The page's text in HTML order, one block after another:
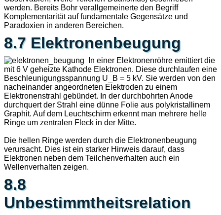
werden. Bereits Bohr verallgemeinerte den Begriff
Komplementarität auf fundamentale Gegensätze und
Paradoxien in anderen Bereichen.
8.7 Elektronenbeugung
In einer Elektronenröhre emittiert die
mit 6 V geheizte Kathode Elektronen. Diese durchlaufen eine
Beschleunigungsspannung U_B = 5 kV. Sie werden von den
nacheinander angeordneten Elektroden zu einem
Elektronenstrahl gebündet. In der durchbohrten Anode
durchquert der Strahl eine dünne Folie aus polykristallinem
Graphit. Auf dem Leuchtschirm erkennt man mehrere helle
Ringe um zentralen Fleck in der Mitte.
Die hellen Ringe werden durch die Elektronenbeugung
verursacht. Dies ist ein starker Hinweis darauf, dass
Elektronen neben dem Teilchenverhalten auch ein
Wellenverhalten zeigen.
8.8
Unbestimmtheitsrelation